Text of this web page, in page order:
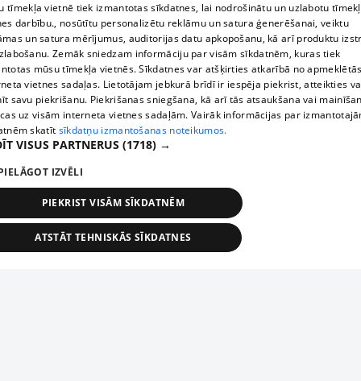
tīmekļa vietnē tiek izmantotas sīkdatnes, lai nodrošinātu un uzlabotu
darbību., nosūtītu personalizētu reklāmu un satura ģenerēšanai, veiktu
un satura mērījumus, auditorijas datu apkopošanu, kā arī produktu
Zemāk sniedzam informāciju par visām sīkdatnēm, kuras tiek
mūsu tīmekļa vietnēs. Sīkdatnes var atšķirties atkarībā no
vietnes sadaļas. Lietotājam jebkurā brīdī ir iespēja piekrist, atteikties
savu piekrišanu. Piekrišanas sniegšana, kā arī tās atsaukšana vai
uz visām interneta vietnes sadaļām. Vairāk informācijas par
skatīt sīkdatņu izmantošanas noteikumos.
VISUS PARTNERUS (1718) →
IZVĒLI
PIEKRIST VISĀM SĪKDATNĒM
ATSTĀT TEHNISKĀS SĪKDATNES